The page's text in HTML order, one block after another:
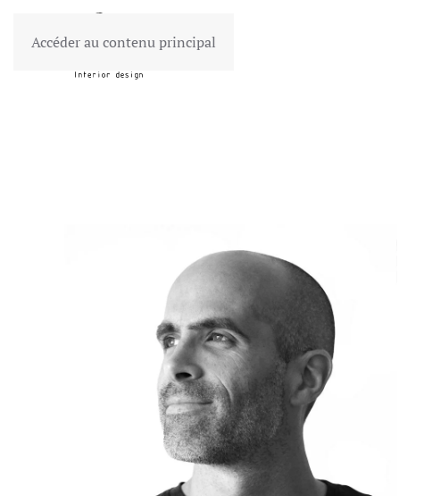
Accéder au contenu principal